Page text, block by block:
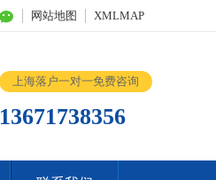
网站地图 XMLMAP
上海落户一对一免费咨询
13671738356